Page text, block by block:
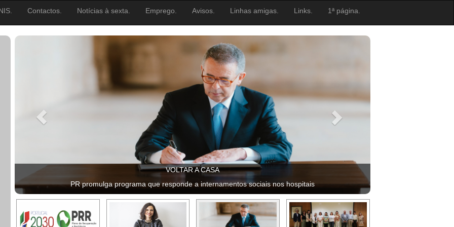
Contactos. Notícias à sexta. Emprego. Avisos. Linhas amigas. Links. 1ª página.
VOLTAR A CASA
PR promulga programa que responde a internamentos sociais nos hospitais